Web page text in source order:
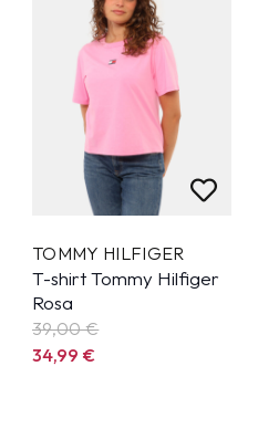
TOMMY HILFIGER
T-shirt Tommy Hilfiger
Rosa
39,00 €
34,99€